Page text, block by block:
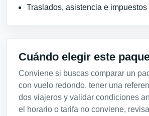
Traslados, asistencia e impuestos
Cuándo elegir este
Conviene si buscas comparar un
con vuelo redondo, tener una
dos viajeros y validar condiciones
el horario o tarifa no conviene,